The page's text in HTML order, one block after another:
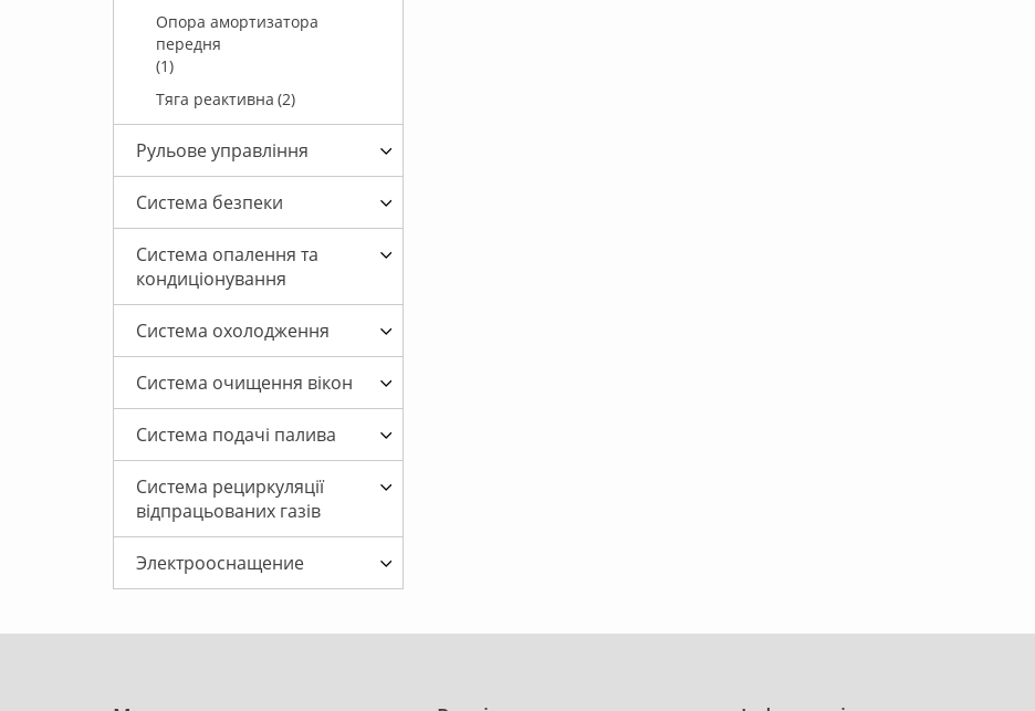
Опора амортизатора
передня
(1)
Тяга реактивна (2)
Рульове управління
Система безпеки
Система опалення та
кондиціонування
Система охолодження
Система очищення вікон
Система подачі палива
Система рециркуляції
відпрацьованих газів
Электрооснащение